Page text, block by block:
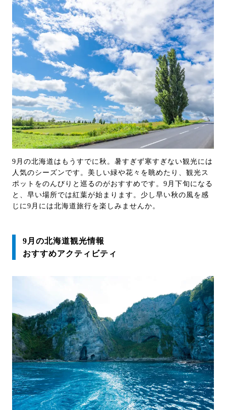
9月の北海道はもうすでに秋。暑すぎず寒すぎない観光には
人気のシーズンです。美しい緑や花々を眺めたり、観光ス
ポットをのんびりと巡るのがおすすめです。9月下旬になる
と、早い場所では紅葉が始まります。少し早い秋の風を感
じに9月には北海道旅行を楽しみませんか。
9月の北海道観光情報
おすすめアクティビティ